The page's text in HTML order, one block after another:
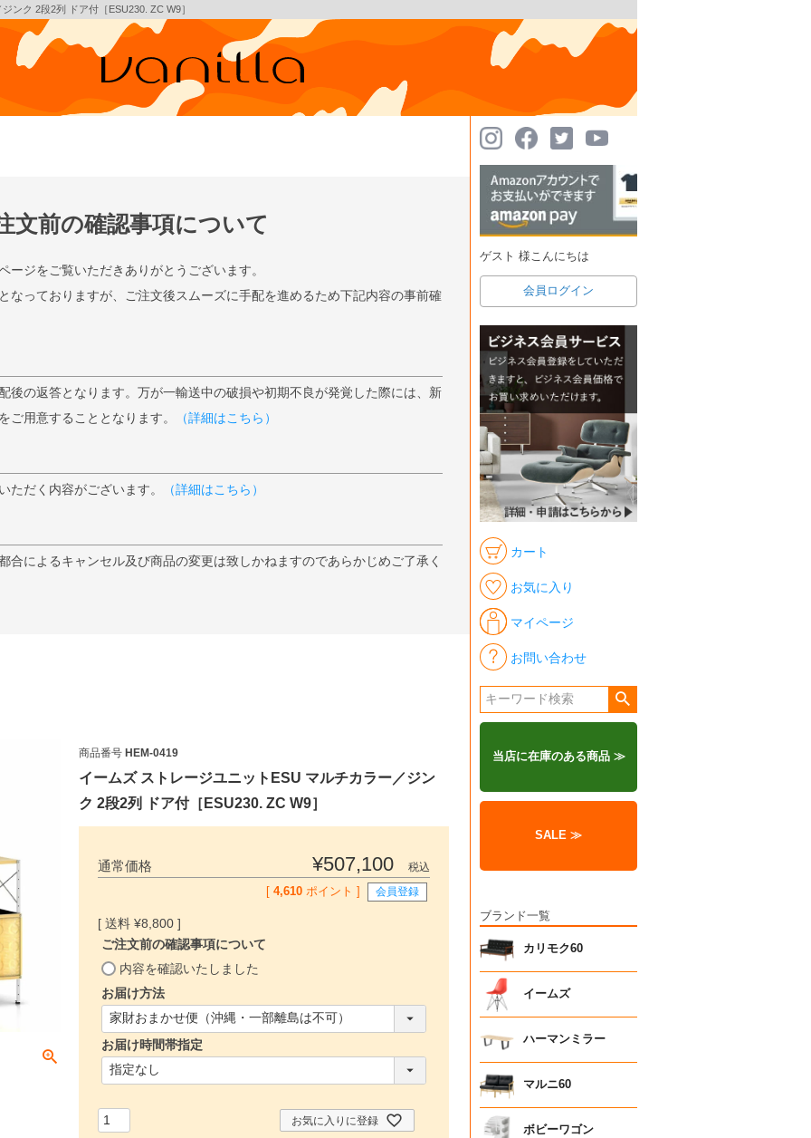
ンク 2段2列 ドア付［ESU230. ZC W9］
文前の確認事項について
ージをご覧いただきありがとうございます。
なっておりますが、ご注文後スムーズに手配を進めるため下記内容の事前確
後の返答となります。万が一輸送中の破損や初期不良が発覚した際には、新
ご用意することとなります。
（詳細はこちら）
ただく内容がございます。 （詳細はこちら）
合によるキャンセル及び商品の変更は致しかねますのであらかじめご了承く
商品番号 HEM-0419
イームズ ストレージユニットESU マルチカラー／ジン
ク 2段2列 ドア付［ESU230. ZC W9］
通常価格 ¥507,100
税込
[4,610 ポイント ] 会員登録
¥8,800
ご注文前の確認事項について
)
内容を確認いたしました
お届け方法
(
必
須
)
お届け時間帯指定
お気に入りに登録
ゲスト 様こんにちは
会員ログイン
カート
お気に入り
マイページ
お問い合わせ
当店に在庫のある商品 ≫
SALE ≫
ブランド一覧
カリモク60
イームズ
ハーマンミラー
マルニ60
ボビーワゴン